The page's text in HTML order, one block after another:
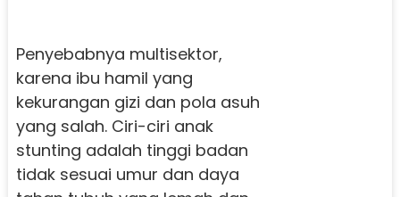
Penyebabnya multisektor,
karena ibu hamil yang
kekurangan gizi dan pola asuh
yang salah. Ciri-ciri anak
stunting adalah tinggi badan
tidak sesuai umur dan daya